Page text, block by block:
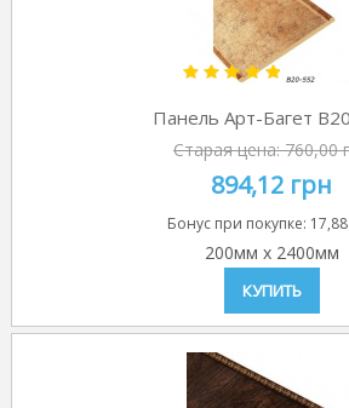
Панель Арт-Багет
Старая цена:760,00
894,12 грн
Бонус при покупке:
200мм x 2400мм
КУПИТЬ